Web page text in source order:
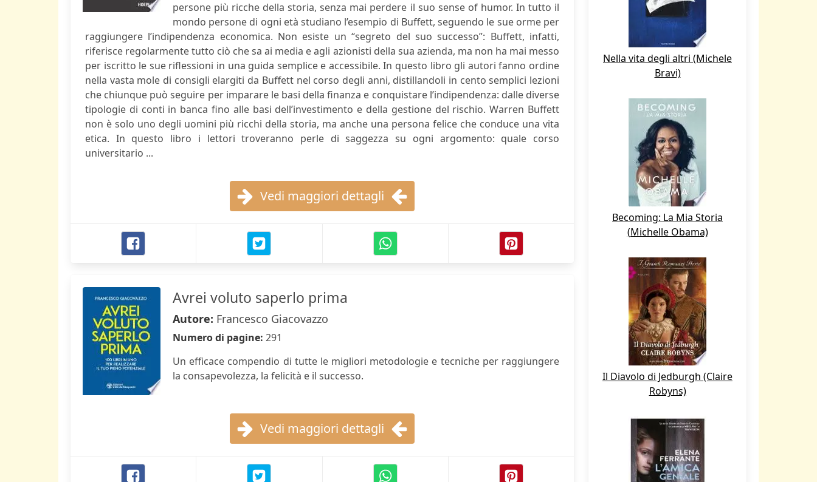
persone più ricche della storia, senza mai perdere il suo sense of humor. In tutto il
mondo persone di ogni età studiano l’esempio di Buffett, seguendo le sue orme per
raggiungere l’indipendenza economica. Non esiste un “segreto del suo successo”: Buffett, infatti,
riferisce regolarmente tutto ciò che sa ai media e agli azionisti della sua azienda, ma non ha mai messo
per iscritto le sue riflessioni in una guida semplice e accessibile. In questo libro gli autori fanno ordine
nella vasta mole di consigli elargiti da Buffett nel corso degli anni, distillandoli in cento semplici lezioni
che chiunque può seguire per imparare le basi della finanza e conquistare l’indipendenza: dalle diverse
tipologie di conti in banca fino alle basi dell’investimento e della gestione del rischio. Warren Buffett
non è solo uno degli uomini più ricchi della storia, ma anche una persona felice che conduce una vita
etica. In questo libro i lettori troveranno perle di saggezza su ogni argomento: quale corso
universitario ...
Vedi maggiori dettagli
Avrei voluto saperlo prima
Autore: Francesco Giacovazzo
Numero di pagine: 291
Un efficace compendio di tutte le migliori metodologie e tecniche per raggiungere
la consapevolezza, la felicità e il successo.
Vedi maggiori dettagli
Nella vita degli altri (Michele
Bravi)
Becoming: La Mia Storia
(Michelle Obama)
Il Diavolo di Jedburgh (Claire
Robyns)